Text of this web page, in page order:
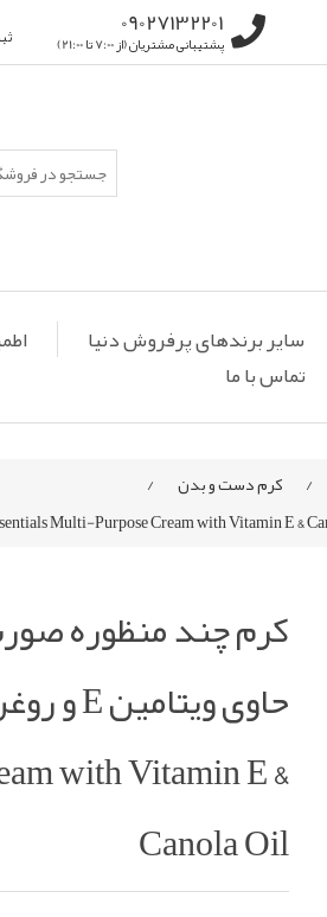
09027132201
پشتیبانی مشتریان (از 7:00 تا 21:00)
سایر برندهای پرفروش دنیا
تماس با ما
/ کرم دست و بدن
/
کرم چند منظوره
with Vitamin E &
Canola Oil